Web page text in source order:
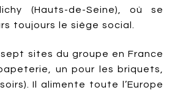
(Hauts-de-Seine), où se
toujours le siège social.
sept sites du groupe en France
un pour les briquets,
Il alimente toute l’Europe